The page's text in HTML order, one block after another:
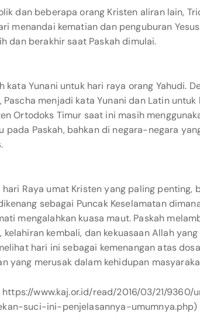
dan beberapa orang Kristen aliran lain,
menandai kematian dan penguburan
dan berakhir saat Paskah dimulai.
kata Yunani untuk hari raya orang Yahudi.
Pascha menjadi kata Yunani dan Latin untuk
Ortodoks Timur saat ini masih
pada Paskah, bahkan di negara-negara
hari Raya umat Kristen yang paling penting,
sebagai Puncak Keselamatan
mengalahkan kuasa maut. Paskah
kelahiran kembali, dan kekuasaan Allah
hari ini sebagai kemenangan atas
yang merusak dalam kehidupan
www.kaj.or.id/read/2016/03/21/
suci-ini-penjelasannya-umumnya.php)